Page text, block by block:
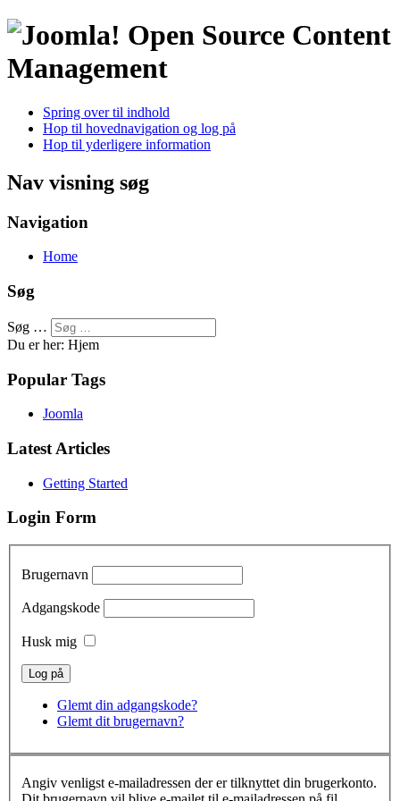
Open Source Content
Management
Spring over til indhold
Hop til hovednavigation og log på
Hop til yderligere information
Nav visning søg
Navigation
Home
Søg
Søg …
Du er her: Hjem
Popular Tags
Joomla
Latest Articles
Getting Started
Login Form
Brugernavn
Adgangskode
Husk mig
Glemt din adgangskode?
Glemt dit brugernavn?
Angiv venligst e-mailadressen der er tilknyttet din brugerkonto.